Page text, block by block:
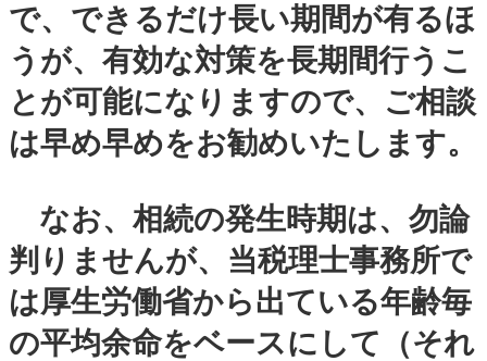
で、できるだけ長い期間が有るほ
うが、有効な対策を長期間行うこ
とが可能になりますので、ご相談
は早め早めをお勧めいたします。
なお、相続の発生時期は、勿論
判りませんが、当税理士事務所で
は厚生労働省から出ている年齢毎
の平均余命をベースにして（それ